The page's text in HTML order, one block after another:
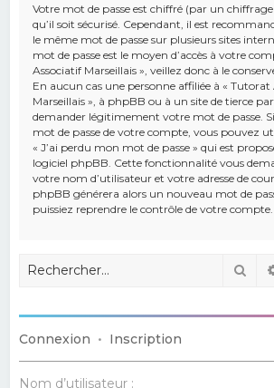
Votre mot de passe est chiffré (par un
qu’il soit sécurisé. Cependant, il est
le même mot de passe sur plusieurs sites
mot de passe est le moyen d’accès à votre
Associatif Marseillais », veillez donc à le
En aucun cas une personne affiliée à « Tutorat
Marseillais », à phpBB ou à un site de tierce
demander légitimement votre mot de passe.
mot de passe de votre compte, vous pouvez
« J’ai perdu mon mot de passe » qui est
logiciel phpBB. Cette fonctionnalité vous
votre nom d’utilisateur et votre adresse de
phpBB générera alors un nouveau mot de
puissiez reprendre le contrôle de votre compte.
Connexion • Inscription
Nom d’utilisateur :